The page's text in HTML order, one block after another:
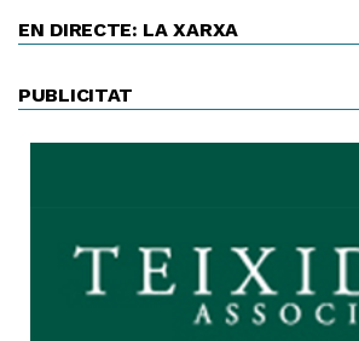
EN DIRECTE: LA XARXA
PUBLICITAT